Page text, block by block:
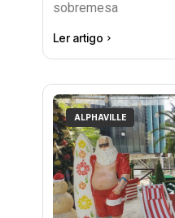
sobremesa
Ler artigo
ALPHAVILLE